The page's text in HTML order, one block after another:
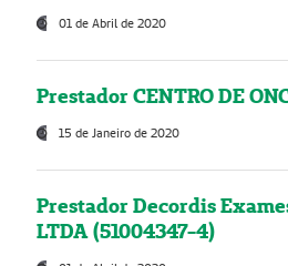
01 de Abril de 2020
Prestador CENTRO DE
15 de Janeiro de 2020
Prestador Decordis
LTDA (51004347-4)